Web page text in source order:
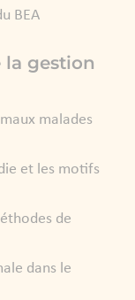
BEA
la gestion
malades
et les motifs
de
dans le